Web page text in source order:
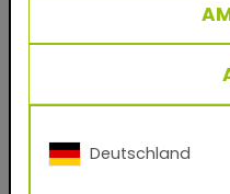
- Protection and
pour votre système de
Deutschland